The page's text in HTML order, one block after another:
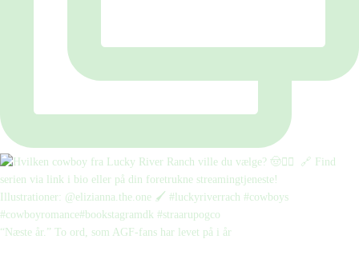
“Næste år.” To ord, som AGF-fans har levet på i år